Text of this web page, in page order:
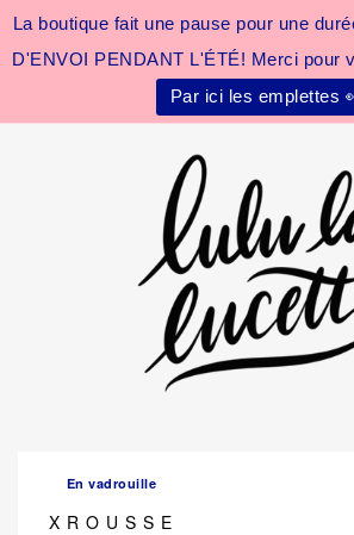
La boutique fait une pause pour une
D'ENVOI PENDANT L'ÉTÉ! Merci pour
Par ici les emplettes
En vadrouille
X R O U S S E